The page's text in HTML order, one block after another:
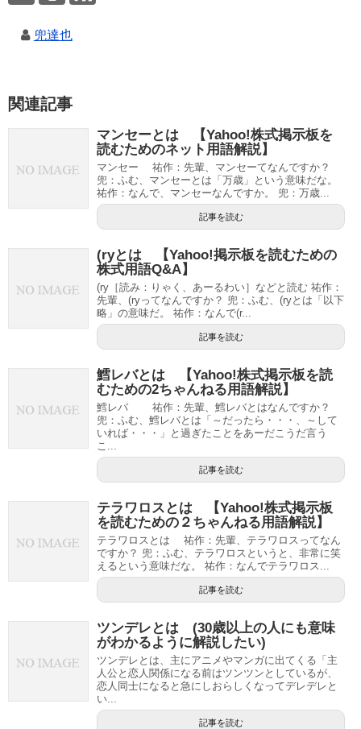
兜達也
関連記事
マンセーとは 【Yahoo!株式掲示板を
読むためのネット用語解説】
マンセー 祐作：先輩、マンセーてなんですか？
兜：ふむ、マンセーとは「万歳」という意味だな。
祐作：なんで、マンセーなんですか。 兜：万歳...
記事を読む
(ryとは 【Yahoo!掲示板を読むための
株式用語Q&A】
(ry［読み：りゃく、あーるわい］などと読む 祐作：
先輩、(ryってなんですか？ 兜：ふむ、(ryとは「以下
略」の意味だ。 祐作：なんで(r...
記事を読む
鱈レバとは 【Yahoo!株式掲示板を読
むための2ちゃんねる用語解説】
鱈レバ 祐作：先輩、鱈レバとはなんですか？
兜：ふむ、鱈レバとは「～だったら・・・、～して
いれば・・・」と過ぎたことをあーだこうだ言う
こ...
記事を読む
テラワロスとは 【Yahoo!株式掲示板
を読むための２ちゃんねる用語解説】
テラワロスとは 祐作：先輩、テラワロスってなん
ですか？ 兜：ふむ、テラワロスというと、非常に笑
えるという意味だな。 祐作：なんでテラワロス...
記事を読む
ツンデレとは (30歳以上の人にも意味
がわかるように解説したい)
ツンデレとは、主にアニメやマンガに出てくる「主
人公と恋人関係になる前はツンツンとしているが、
恋人同士になると急にしおらしくなってデレデレと
い...
記事を読む